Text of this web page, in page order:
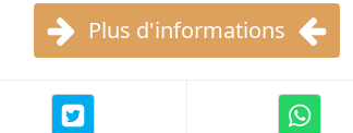
Plus d'informations